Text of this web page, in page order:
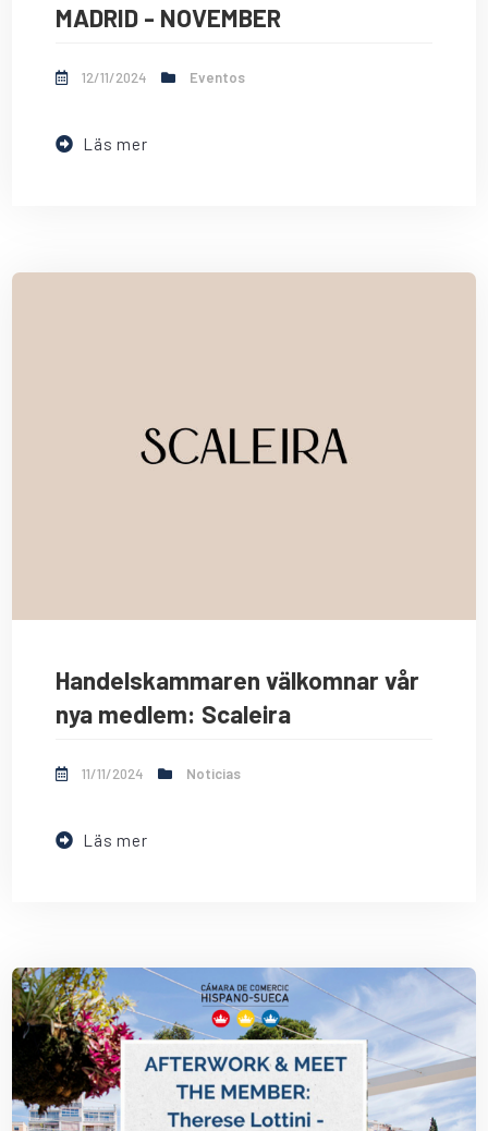
MADRID - NOVEMBER
12/11/2024 Eventos
Läs mer
Handelskammaren välkomnar vår
nya medlem: Scaleira
11/11/2024 Noticias
Läs mer